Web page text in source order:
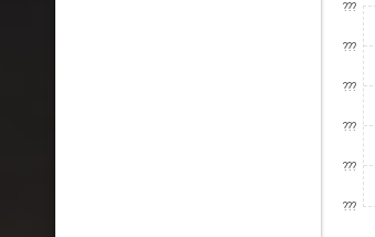
???
???
???
???
???
???